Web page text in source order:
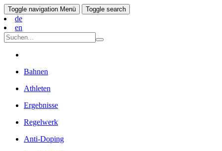
Toggle navigation Menü Toggle search
de
en
Bahnen
Athleten
Ergebnisse
Regelwerk
Anti-Doping